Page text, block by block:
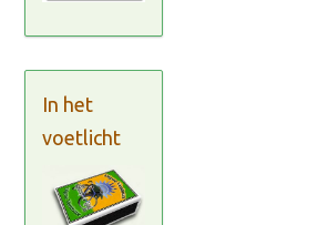
In het
voetlicht